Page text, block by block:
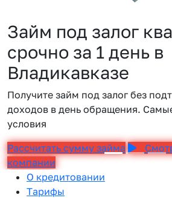
Займ под залог
срочно за 1 день в
Владикавказе
Получите займ под залог без
доходов в день обращения.
условия
Рассчитать сумму займа
компании
О кредитовании
Тарифы